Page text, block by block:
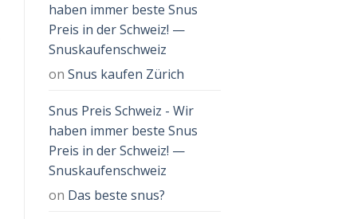
haben immer beste Snus
Preis in der Schweiz! —
Snuskaufenschweiz
on Snus kaufen Zürich
Snus Preis Schweiz - Wir
haben immer beste Snus
Preis in der Schweiz! —
Snuskaufenschweiz
on Das beste snus?